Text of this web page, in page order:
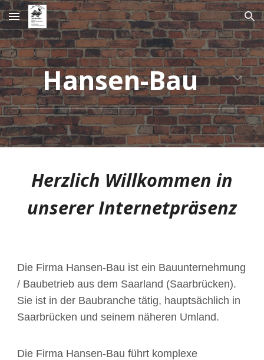
Skip to main content Skip to navigation
Hansen-Bau
Herzlich Willkommen in
unserer Internetpräsenz
Die Firma Hansen-Bau ist ein Bauunternehmung
/ Baubetrieb aus dem Saarland (Saarbrücken).
Sie ist in der Baubranche tätig, hauptsächlich in
Saarbrücken und seinem näheren Umland.
Die Firma Hansen-Bau führt komplexe